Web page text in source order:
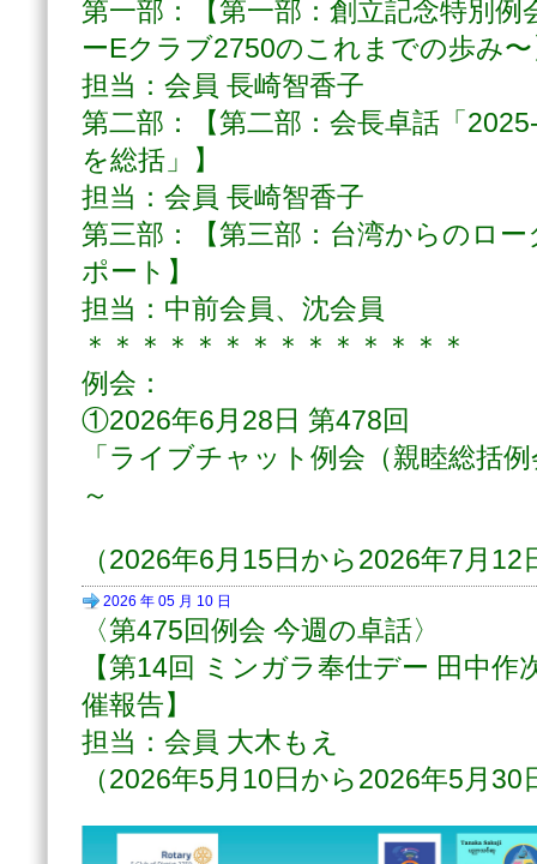
第一部：【第一部：創立記念特別例
ーEクラブ2750のこれまでの歩み〜
担当：会員 長崎智香子
第二部：【第二部：会長卓話「
を総括」】
担当：会員 長崎智香子
第三部：【第三部：台湾からのロ
ポート】
担当：中前会員、沈会員
＊＊＊＊＊＊＊＊＊＊＊＊＊＊
例会：
①2026年6月28日 第478回
「ライブチャット例会（親睦総括
～
（2026年6月15日から2026年7月
2026 年 05 月 10 日
〈第475回例会 今週の卓話〉
【第14回 ミンガラ奉仕デー 田中作
催報告】
担当：会員 大木もえ
（2026年5月10日から2026年5月